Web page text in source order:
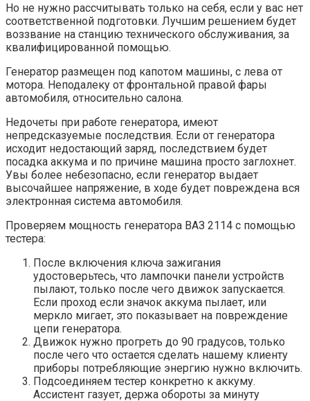
Но не нужно рассчитывать только на себя, если у вас нет
соответственной подготовки. Лучшим решением будет
воззвание на станцию технического обслуживания, за
квалифицированной помощью.
Генератор размещен под капотом машины, с лева от
мотора. Неподалеку от фронтальной правой фары
автомобиля, относительно салона.
Недочеты при работе генератора, имеют
непредсказуемые последствия. Если от генератора
исходит недостающий заряд, последствием будет
посадка аккума и по причине машина просто заглохнет.
Увы более небезопасно, если генератор выдает
высочайшее напряжение, в ходе будет повреждена вся
электронная система автомобиля.
Проверяем мощность генератора ВАЗ 2114 с помощью
тестера:
После включения ключа зажигания
удостоверьтесь, что лампочки панели устройств
пылают, только после чего движок запускается.
Если проход если значок аккума пылает, или
меркло мигает, это показывает на повреждение
цепи генератора.
Движок нужно прогреть до 90 градусов, только
после чего что остается сделать нашему клиенту
приборы потребляющие энергию нужно включить.
Подсоединяем тестер конкретно к аккуму.
Ассистент газует, держа обороты за минуту